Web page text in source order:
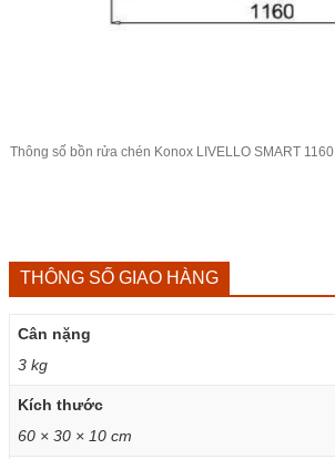
Thông số bồn rửa chén Konox LIVELLO SMART 1160
THÔNG SỐ GIAO HÀNG
Cân nặng
3 kg
Kích thước
60 × 30 × 10 cm